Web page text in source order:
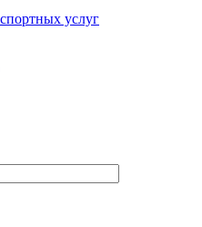
услуг